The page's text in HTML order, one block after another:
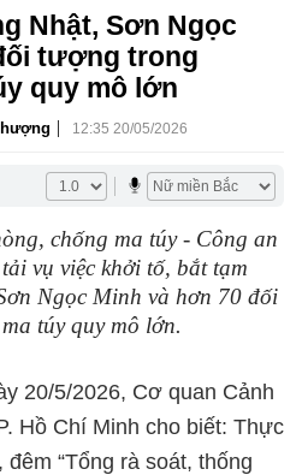
Nhật, Sơn Ngọc
tượng trong
quy mô lớn
| 12:35 20/05/2026
chống ma túy - Công an
vụ việc khởi tố, bắt tạm
Ngọc Minh và hơn 70 đối
túy quy mô lớn.
20/5/2026, Cơ quan Cảnh
Hồ Chí Minh cho biết: Thực
“Tổng rà soát, thống